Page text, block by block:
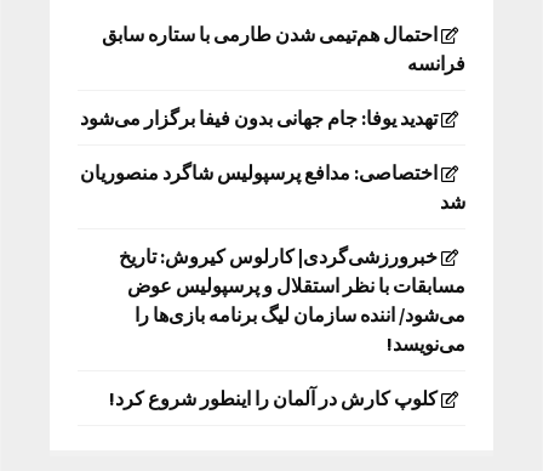
احتمال هم‌تیمی شدن طارمی با ستاره سابق
فرانسه
تهدید یوفا: جام جهانی بدون فیفا برگزار می‌شود
اختصاصی: مدافع پرسپولیس شاگرد منصوریان
شد
خبرورزشی‌گردی| کارلوس کیروش: تاریخ
مسابقات با نظر استقلال و پرسپولیس عوض
می‌شود/ اننده سازمان لیگ برنامه بازی‌ها را
می‌نویسد!
کلوپ کارش در آلمان را اینطور شروع کرد!